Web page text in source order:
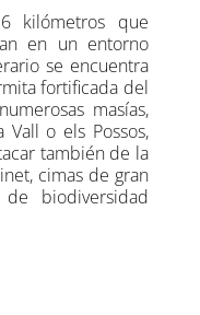
kilómetros que
en un entorno
se encuentra
fortificada del
masías,
o els Possos,
también de la
cimas de gran
biodiversidad